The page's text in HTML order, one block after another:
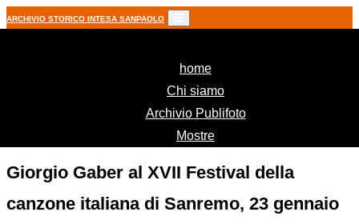
ARCHIVIO STORICO INTESA SANPAOLO
home(current)
Chi siamo
Archivio Publifoto
Mostre
Giorgio Gaber al XVII Festival della
canzone italiana di Sanremo, 23 gennaio